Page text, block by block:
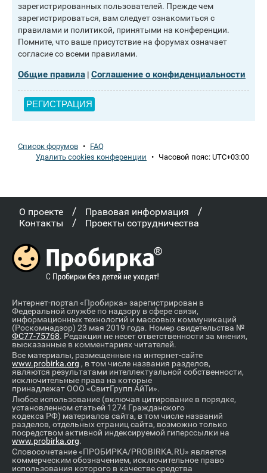
зарегистрированных пользователей. Прежде чем
зарегистрироваться, вам следует ознакомиться с
правилами и политикой, принятыми на конференции.
Помните, что ваше присутствие на форумах означает
согласие со всеми правилами.
Общие правила | Соглашение о конфиденциальности
РЕГИСТРАЦИЯ
Список форумов • FAQ
Удалить cookies конференции • Часовой пояс: UTC+03:00
О проекте / Правовая информация /
Контакты / Проекты сотрудничества
Интернет-портал «Пробирка» зарегистрирован в
Федеральной службе по надзору в сфере связи,
информационных технологий и массовых коммуникаций
(Роскомнадзор) 23 мая 2019 года. Номер свидетельства №
ФС77-75768. Редакция не несет ответственности за мнения,
высказанные в комментариях читателей.
Все материалы, размещенные на интернет-сайте
www.probirka.org , в том числе названия разделов,
являются результатами интеллектуальной собственности,
исключительные права на которые
принадлежат ООО «СвитГрупп АйТи».
Любое использование (включая цитирование в порядке,
установленном статьей 1274 Гражданского
кодекса РФ) материалов сайта, в том числе названий
разделов, отдельных страниц сайта, возможно только
посредством активной индексируемой гиперссылки на
www.probirka.org.
Словосочетание «ПРОБИРКА/PROBIRKA.RU» является
коммерческим обозначением, исключительное право
использования которого в качестве средства